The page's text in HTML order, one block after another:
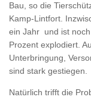
Bau, so die
Kamp-Lintfort.
ein Jahr und ist
Prozent explodiert.
Unterbringung,
sind stark gestiegen.
Natürlich trifft die